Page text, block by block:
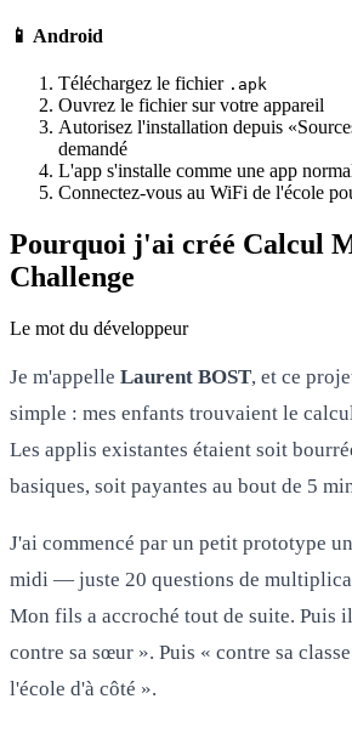
📱 Android
Téléchargez le fichier .apk
Ouvrez le fichier sur votre appareil
Autorisez l'installation depuis
demandé
L'app s'installe comme une app
Connectez-vous au WiFi de l'école
Pourquoi j'ai créé Calcul
Challenge
Le mot du développeur
Je m'appelle Laurent BOST, et ce
simple : mes enfants trouvaient le
Les applis existantes étaient soit
basiques, soit payantes au bout de 5
J'ai commencé par un petit prototype
midi — juste 20 questions de
Mon fils a accroché tout de suite. Puis
contre sa sœur ». Puis « contre sa
l'école d'à côté ».